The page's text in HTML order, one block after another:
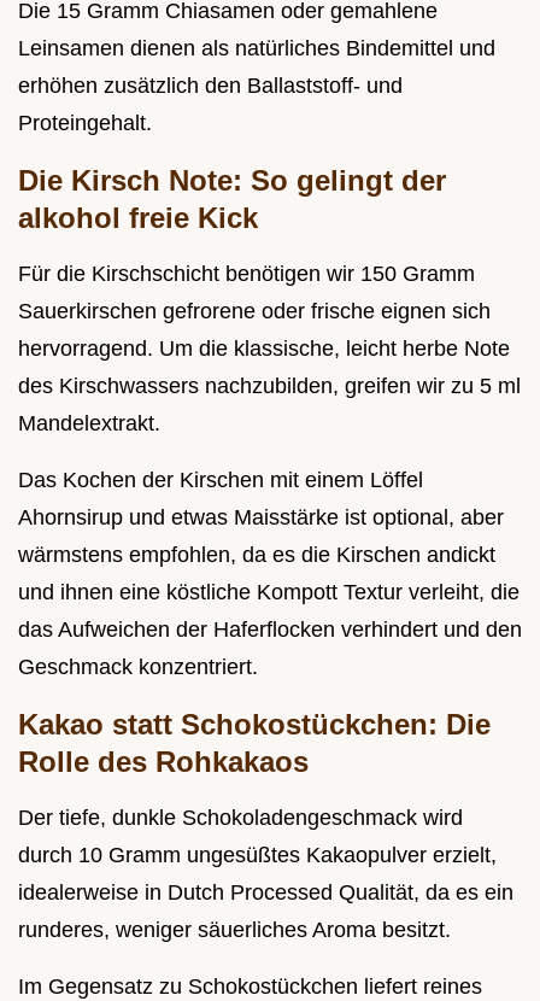
Die 15 Gramm Chiasamen oder gemahlene
Leinsamen dienen als natürliches Bindemittel und
erhöhen zusätzlich den Ballaststoff- und
Proteingehalt.
Die Kirsch Note: So gelingt der
alkohol freie Kick
Für die Kirschschicht benötigen wir 150 Gramm
Sauerkirschen gefrorene oder frische eignen sich
hervorragend. Um die klassische, leicht herbe Note
des Kirschwassers nachzubilden, greifen wir zu 5 ml
Mandelextrakt.
Das Kochen der Kirschen mit einem Löffel
Ahornsirup und etwas Maisstärke ist optional, aber
wärmstens empfohlen, da es die Kirschen andickt
und ihnen eine köstliche Kompott Textur verleiht, die
das Aufweichen der Haferflocken verhindert und den
Geschmack konzentriert.
Kakao statt Schokostückchen: Die
Rolle des Rohkakaos
Der tiefe, dunkle Schokoladengeschmack wird
durch 10 Gramm ungesüßtes Kakaopulver erzielt,
idealerweise in Dutch Processed Qualität, da es ein
runderes, weniger säuerliches Aroma besitzt.
Im Gegensatz zu Schokostückchen liefert reines